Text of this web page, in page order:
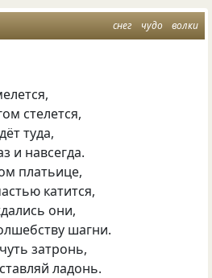
снег чудо волки
стелется,
туда,
и навсегда.
платьице,
катится,
они,
шагни.
затронь,
ладонь.